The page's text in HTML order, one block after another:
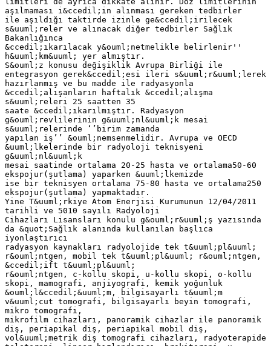
aşılmaması i&ccedil;in alınması gereken tedbirler
ile aşıldığı taktirde izinle ge&ccedil;irilecek
s&uuml;reler ve alınacak diğer tedbirler Sağlık
Bakanlığınca
&ccedil;ıkarılacak y&ouml;netmelikle belirlenir''
h&uuml;km&uuml; yer almıştır.
S&ouml;z konusu değişiklik Avrupa Birliği ile
entegrasyon gerek&ccedil;esi ileri s&uuml;r&uuml;lerek
hazırlanmış ve bu madde ile radyasyonla
&ccedil;alışanların haftalık &ccedil;alışma
s&uuml;releri 25 saatten 35
saate &ccedil;ıkarılmıştır. Radyasyon
g&ouml;revlilerinin g&uuml;nl&uuml;k mesai
s&uuml;relerinde ‘’birim zamanda
yapılan iş’’ &ouml;nemsenmelidir. Avrupa ve OECD
&uuml;lkelerinde bir radyoloji teknisyeni
g&uuml;nl&uuml;k
mesai saatinde ortalama 20-25 hasta ve ortalama50-60
ekspojur(şutlama) yaparken &uuml;lkemizde
ise bir teknisyen ortalama 75-80 hasta ve ortalama250
ekspojur(şutlama) yapmaktadır.
Yine T&uuml;rkiye Atom Enerjisi Kurumunun 12/04/2011
tarihli ve 5010 sayılı Radyoloji
Cihazları Lisansları konulu g&ouml;r&uuml;ş yazısında
da &quot;Sağlık alanında kullanılan başlıca
iyonlaştırıcı
radyasyon kaynakları radyolojide tek t&uuml;pl&uuml;
r&ouml;ntgen, mobil tek t&uuml;pl&uuml; r&ouml;ntgen,
&ccedil;ift t&uuml;pl&uuml;
r&ouml;ntgen, c-kollu skopi, u-kollu skopi, o-kollu
skopi, mamografi, anjiyografi, kemik yoğunluk
&ouml;l&ccedil;&uuml;m, bilgisayarlı t&uuml;m
v&uuml;cut tomografi, bilgisayarlı beyin tomografi,
mikro tomografi,
mikrofilm cihazları, panoramik cihazlar ile panoramik
diş, periapikal diş, periapikal mobil diş,
vol&uuml;metrik diş tomografi cihazları, radyoterapide